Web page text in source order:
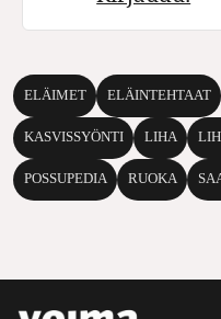
ELÄIMET ELÄINTEHTAAT
KASVISSYÖNTI LIHA
POSSUPEDIA RUOKA